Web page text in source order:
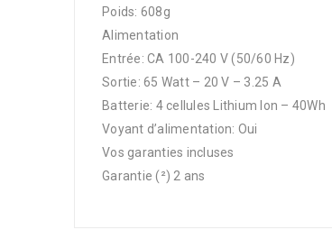
Poids: 608g
Alimentation
Entrée: CA 100-240 V (50/60 Hz)
Sortie: 65 Watt – 20 V – 3.25 A
Batterie: 4 cellules Lithium Ion – 40Wh
Voyant d’alimentation: Oui
Vos garanties incluses
Garantie (²) 2 ans